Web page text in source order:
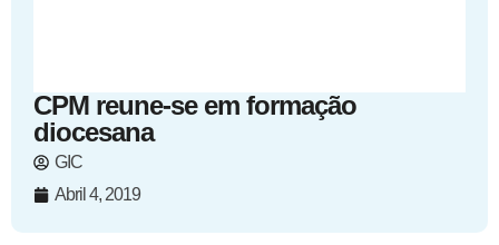
CPM reune-se em formação
diocesana
GIC
Abril 4, 2019